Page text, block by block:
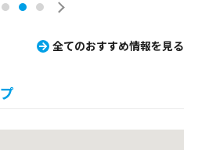
全てのおすすめ情報を見る